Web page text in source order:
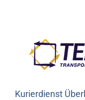
Kurierdienst